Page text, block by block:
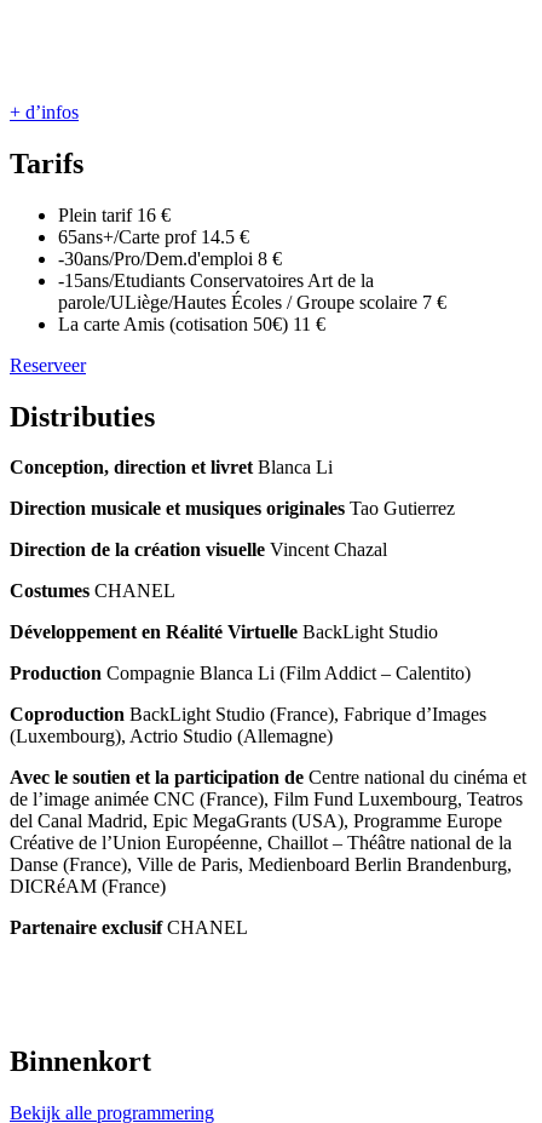
+ d’infos
Tarifs
Plein tarif 16 €
65ans+/Carte prof 14.5 €
-30ans/Pro/Dem.d'emploi 8 €
-15ans/Etudiants Conservatoires Art de la
parole/ULiège/Hautes Écoles / Groupe scolaire 7 €
La carte Amis (cotisation 50€) 11 €
Reserveer
Distributies
Conception, direction et livretBlanca Li
Direction musicale et musiques originales Tao Gutierrez
Direction de la création visuelle Vincent Chazal
Costumes CHANEL
Développement en Réalité Virtuelle BackLight Studio
Production Compagnie Blanca Li (Film Addict – Calentito)
Coproduction BackLight Studio (France), Fabrique d’Images
(Luxembourg), Actrio Studio (Allemagne)
Avec le soutien et la participation de Centre national du cinéma et
de l’image animée CNC (France), Film Fund Luxembourg, Teatros
del Canal Madrid, Epic MegaGrants (USA), Programme Europe
Créative de l’Union Européenne, Chaillot – Théâtre national de la
Danse (France), Ville de Paris, Medienboard Berlin Brandenburg,
DICRéAM (France)
Partenaire exclusifCHANEL
Binnenkort
Bekijk alle programmering